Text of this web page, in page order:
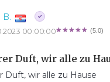
B.
(5.0)
00:00:00
Duft, wir alle zu
Duft, wir alle zu Hause